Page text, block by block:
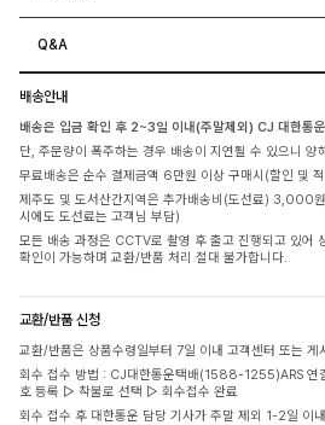
Q&A
배송안내
배송은 입금 확인 후 2~3일 이내(주말제외) CJ 대한통
단, 주문량이 폭주하는 경우 배송이 지연될 수 있으니 양
무료배송은 순수 결제금액 6만원 이상 구매시(할인 및
제주도 및 도서산간지역은 추가배송비(도선료) 3,000
시에도 도선료는 고객님 부담)
모든 배송 과정은 CCTV로 촬영 후 출고 진행되고 있어
확인이 가능하며 교환/반품 처리 절대 불가합니다.
교환/반품 신청
교환/반품은 상품수령일부터 7일 이내 고객센터 또는 게
회수 접수 방법 : CJ대한통운택배(1588-1255)ARS
호 등록 ▷ 착불로 선택 ▷ 회수접수 완료
회수 접수 후 대한통운 담당 기사가 주말 제외 1-2일 이